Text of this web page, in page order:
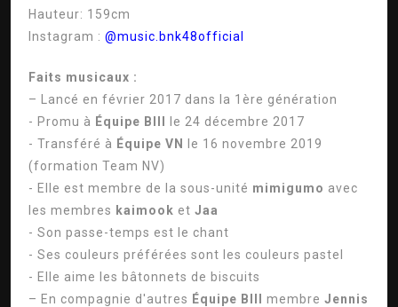
Hauteur: 159cm
Instagram : @music.bnk48official
Faits musicaux :
– Lancé en février 2017 dans la 1ère génération
- Promu à Équipe BIII
le 24 décembre 2017
- Transféré à Équipe VN
le 16 novembre 2019
(formation Team NV)
- Elle est membre de la sous-unité mimigumo avec
les membres kaimook et Jaa
- Son passe-temps est le chant
- Ses couleurs préférées sont les couleurs pastel
- Elle aime les bâtonnets de biscuits
– En compagnie d'autres Équipe BIII membre Jennis